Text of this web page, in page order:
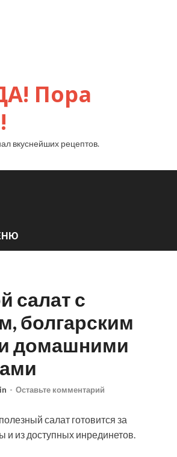
Пора
вкуснейших рецептов.
салат с
болгарским
домашними
- Оставьте комментарий
салат готовится за
и из доступных инрединетов.